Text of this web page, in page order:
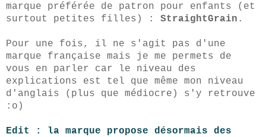
marque préférée de patron pour enfants (et
surtout petites filles) : StraightGrain .
Pour une fois, il ne s'agit pas d'une
marque française mais je me permets de
vous en parler car le niveau des
explications est tel que même mon niveau
d'anglais (plus que médiocre) s'y retrouve
:o)
Edit : la marque propose désormais des